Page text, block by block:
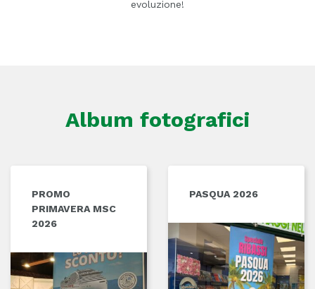
evoluzione!
Album fotografici
PROMO
PRIMAVERA MSC
2026
PASQUA 2026